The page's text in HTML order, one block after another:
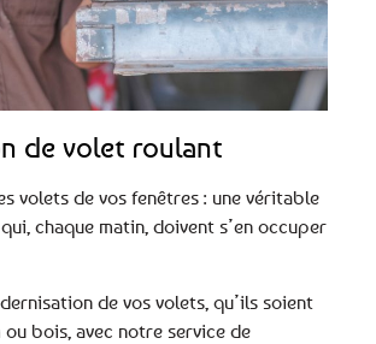
de volet roulant
volets de vos fenêtres : une véritable
chaque matin, doivent s’en occuper
de vos volets, qu’ils soient
ou bois, avec notre service de